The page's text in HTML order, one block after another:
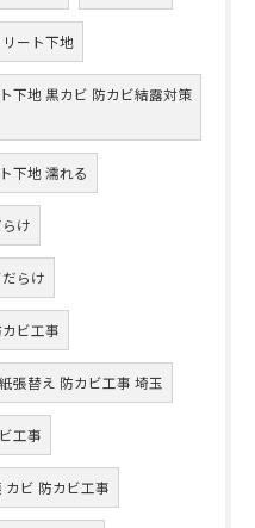
ート下地
下地 黒カビ 防カビ結露対策
下地 濡れる
け
らけ
ビ工事
張替え 防カビ工事 埼玉
工事
カビ 防カビ工事